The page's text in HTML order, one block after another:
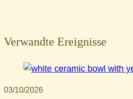
Verwandte Ereignisse
03/10/2026